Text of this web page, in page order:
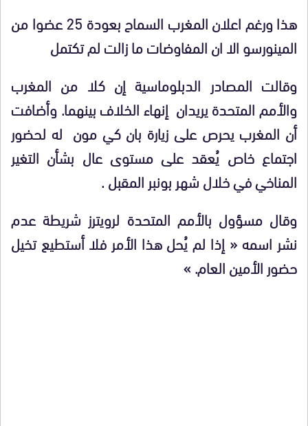
هذا ورغم اعلان المغرب السماح بعودة 25 عضوا من
المينورسو الا ان المفاوضات ما زالت لم تكتمل
وقالت المصادر الدبلوماسية إن كلا من المغرب
والأمم المتحدة يريدان إنهاء الخلاف بينهما. وأضافت
أن المغرب يحرص على زيارة بان كي مون له لحضور
اجتماع خاص يُعقد على مستوى عال بشأن التغير
المناخي في خلال شهر بونبر المقبل .
وقال مسؤول بالأمم المتحدة لرويترز شريطة عدم
نشر اسمه « إذا لم يُحل هذا الأمر فلا أستطيع تخيل
حضور الأمين العام. »